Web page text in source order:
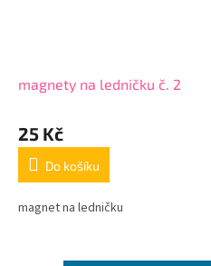
magnety na ledničku č. 2
25 Kč
Do košíku
magnet na ledničku